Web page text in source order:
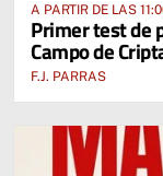
A PARTIR DE LAS
FUENTE” ANTE EL
Primer test de
Campo de
F.J. PARRAS